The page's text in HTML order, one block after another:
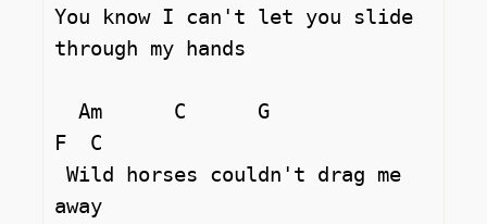
You know I can't let you slide
through my hands
  Am      C      G
F  C
Wild horses couldn't drag me
away